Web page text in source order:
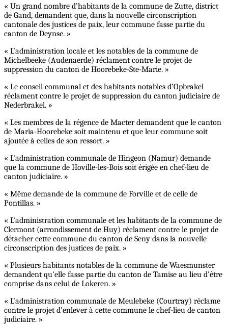
« Un grand nombre d’habitants de la commune de Zutte, district
de Gand, demandent que, dans la nouvelle circonscription
cantonale des justices de paix, leur commune fasse partie du
canton de Deynse. »
« L’administration locale et les notables de la commune de
Michelbeeke (Audenaerde) réclament contre le projet de
suppression du canton de Hoorebeke-Ste-Marie. »
« Le conseil communal et des habitants notables d’Opbrakel
réclament contre le projet de suppression du canton judiciaire de
Nederbrakel. »
« Les membres de la régence de Macter demandent que le canton
de Maria-Hoorebeke soit maintenu et que leur commune soit
ajoutée à celles de son ressort. »
« L’administration communale de Hingeon (Namur) demande
que la commune de Hoville-les-Bois soit érigée en chef-lieu de
canton judiciaire. »
« Même demande de la commune de Forville et de celle de
Pontillas. »
« L’administration communale et les habitants de la commune de
Clermont (arrondissement de Huy) réclament contre le projet de
détacher cette commune du canton de Seny dans la nouvelle
circonscription des justices de paix. »
« Plusieurs habitants notables de la commune de Waesmunster
demandent qu’elle fasse partie du canton de Tamise au lieu d’être
comprise dans celui de Lokeren. »
« L’administration communale de Meulebeke (Courtray) réclame
contre le projet d’enlever à cette commune le chef-lieu de canton
judiciaire. »